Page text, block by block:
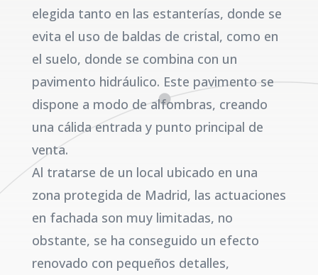
elegida tanto en las estanterías, donde se
evita el uso de baldas de cristal, como en
el suelo, donde se combina con un
pavimento hidráulico. Este pavimento se
dispone a modo de alfombras, creando
una cálida entrada y punto principal de
venta.
Al tratarse de un local ubicado en una
zona protegida de Madrid, las actuaciones
en fachada son muy limitadas, no
obstante, se ha conseguido un efecto
renovado con pequeños detalles,